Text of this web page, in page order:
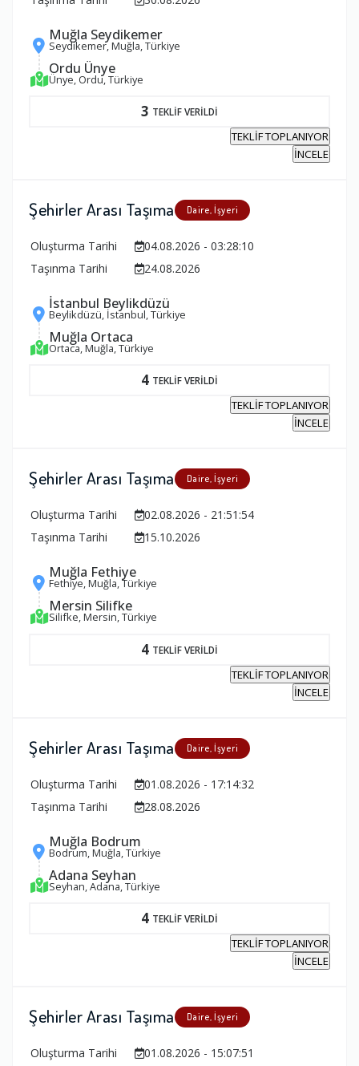
Muğla Seydikemer
Seydikemer, Muğla, Türkiye
Ordu Ünye
Ünye, Ordu, Türkiye
3 TEKLİF VERİLDİ
TEKLİF TOPLANIYOR
İNCELE
Şehirler Arası Taşıma Daire, İşyeri
Oluşturma Tarihi
04.08.2026 - 03:28:10
Taşınma Tarihi
24.08.2026
İstanbul Beylikdüzü
Beylikdüzü, İstanbul, Türkiye
Muğla Ortaca
Ortaca, Muğla, Türkiye
4 TEKLİF VERİLDİ
TEKLİF TOPLANIYOR
İNCELE
Şehirler Arası Taşıma Daire, İşyeri
Oluşturma Tarihi
02.08.2026 - 21:51:54
Taşınma Tarihi
15.10.2026
Muğla Fethiye
Fethiye, Muğla, Türkiye
Mersin Silifke
Silifke, Mersin, Türkiye
4 TEKLİF VERİLDİ
TEKLİF TOPLANIYOR
İNCELE
Şehirler Arası Taşıma Daire, İşyeri
Oluşturma Tarihi
01.08.2026 - 17:14:32
Taşınma Tarihi
28.08.2026
Muğla Bodrum
Bodrum, Muğla, Türkiye
Adana Seyhan
Seyhan, Adana, Türkiye
4 TEKLİF VERİLDİ
TEKLİF TOPLANIYOR
İNCELE
Şehirler Arası Taşıma Daire, İşyeri
Oluşturma Tarihi
01.08.2026 - 15:07:51